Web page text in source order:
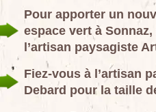
Pour apporter un
espace vert à
l’artisan paysagiste
Fiez-vous à l’artisan
Debard pour la taille